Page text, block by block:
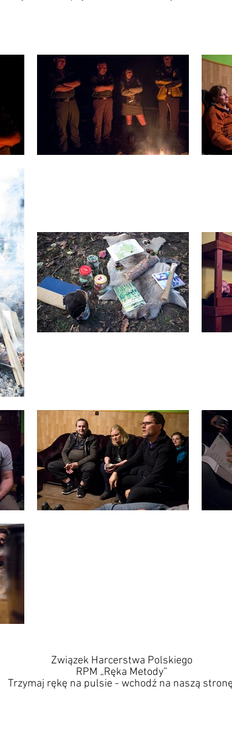
Związek Harcerstwa Polskiego
RPM „Ręka Metody”
Trzymaj rękę na pulsie - wchodź na naszą